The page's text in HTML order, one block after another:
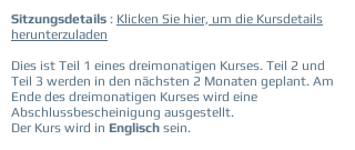
Sitzungsdetails : Klicken Sie hier, um die Kursdetails
herunterzuladen
Dies ist Teil 1 eines dreimonatigen Kurses. Teil 2 und
Teil 3 werden in den nächsten 2 Monaten geplant. Am
Ende des dreimonatigen Kurses wird eine
Abschlussbescheinigung ausgestellt.
Der Kurs wird in Englisch sein.